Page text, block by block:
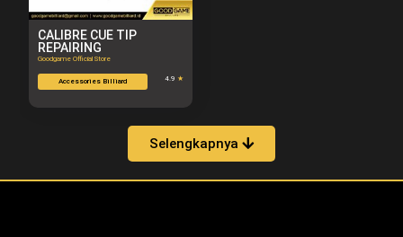
CALIBRE CUE TIP
REPAIRING
Goodgame Official Store
Accessories Billiard 4.9 ★
Selengkapnya